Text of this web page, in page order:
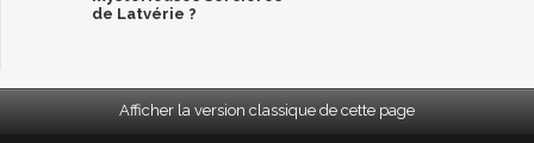
de Latvérie ?
Afficher la version classique de cette page